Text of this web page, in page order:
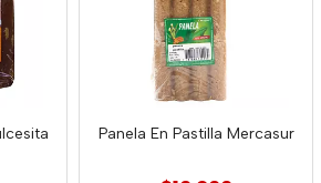
Panela En Pastilla Mercasur